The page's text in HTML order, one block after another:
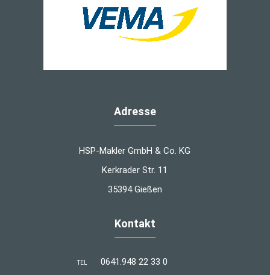
Adresse
HSP-Makler GmbH & Co. KG
Kerkrader Str. 11
35394 Gießen
Kontakt
TEL 0641.948 22 33 0